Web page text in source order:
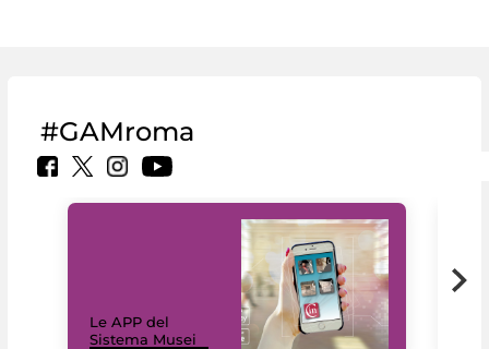
#GAMroma
Le APP del
Sistema Musei